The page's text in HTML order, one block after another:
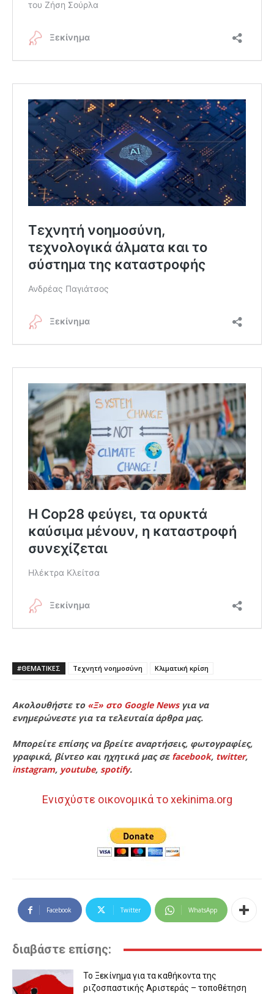
#ΘΕΜΑΤΙΚΈΣ Τεχνητή νοημοσύνη Κλιματική κρίση
Ακολουθήστε το «Ξ» στο Google Newsγια να
ενημερώνεστε για τα τελευταία άρθρα μας.
Μπορείτε επίσης να βρείτε αναρτήσεις, φωτογραφίες,
γραφικά, βίντεο και ηχητικά μας σε facebook, twitter,
instagram, youtube, spotify.
Ενισχύστε οικονομικά το xekinima.org
Facebook Twitter WhatsApp
διαβάστε επίσης:
Το Ξεκίνημα για τα καθήκοντα της
ριζοσπαστικής Αριστεράς – τοποθέτηση